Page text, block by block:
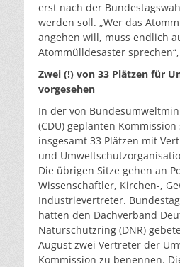
erst nach der
werden soll. „Wer das
angehen will, muss endlich
Atommülldesaster
Zwei (!) von 33 Plätzen für
vorgesehen
In der von
(CDU) geplanten
insgesamt 33 Plätzen mit
und
Die übrigen Sitze gehen an
Wissenschaftler, Kirchen-,
Industrievertreter.
hatten den Dachverband
Naturschutzring (DNR)
August zwei Vertreter der
Kommission zu benennen.